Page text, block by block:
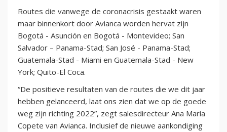
Routes die vanwege de coronacrisis gestaakt waren
maar binnenkort door Avianca worden hervat zijn
Bogotá - Asunción en Bogotá - Montevideo; San
Salvador – Panama-Stad; San José - Panama-Stad;
Guatemala-Stad - Miami en Guatemala-Stad - New
York; Quito-El Coca.
“De positieve resultaten van de routes die we dit jaar
hebben gelanceerd, laat ons zien dat we op de goede
weg zijn richting 2022”, zegt salesdirecteur Ana María
Copete van Avianca. Inclusief de nieuwe aankondiging